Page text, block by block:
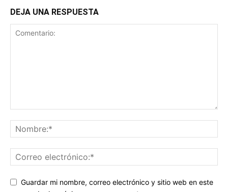
DEJA UNA RESPUESTA
Guardar mi nombre, correo electrónico y sitio web en este